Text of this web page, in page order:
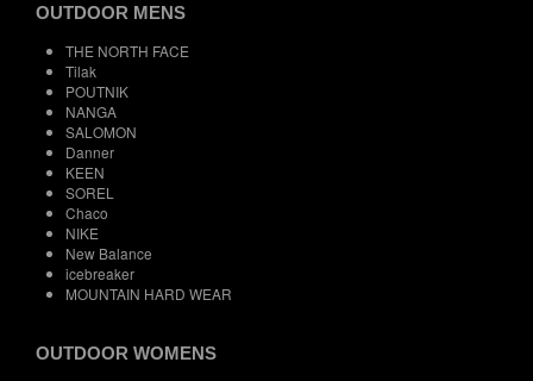
OUTDOOR MENS
THE NORTH FACE
Tilak
POUTNIK
NANGA
SALOMON
Danner
KEEN
SOREL
Chaco
NIKE
New Balance
icebreaker
MOUNTAIN HARD WEAR
OUTDOOR WOMENS